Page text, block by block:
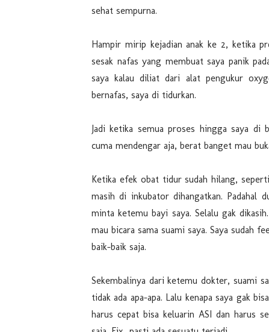
sehat sempurna.
Hampir mirip kejadian anak ke 2, ketika
sesak nafas yang membuat saya panik
saya kalau diliat dari alat pengukur
bernafas, saya di tidurkan.
Jadi ketika semua proses hingga saya di
cuma mendengar aja, berat banget mau
Ketika efek obat tidur sudah hilang,
masih di inkubator dihangatkan. Padahal
minta ketemu bayi saya. Selalu gak
mau bicara sama suami saya. Saya sudah
baik-baik saja.
Sekembalinya dari ketemu dokter, suami
tidak ada apa-apa. Lalu kenapa saya gak
harus cepat bisa keluarin ASI dan harus